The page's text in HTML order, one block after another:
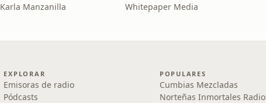
Karla Manzanilla Whitepaper Media
EXPLORAR
Emisoras de radio
Pódcasts
POPULARES
Cumbias Mezcladas
Norteñas Inmortales Radio